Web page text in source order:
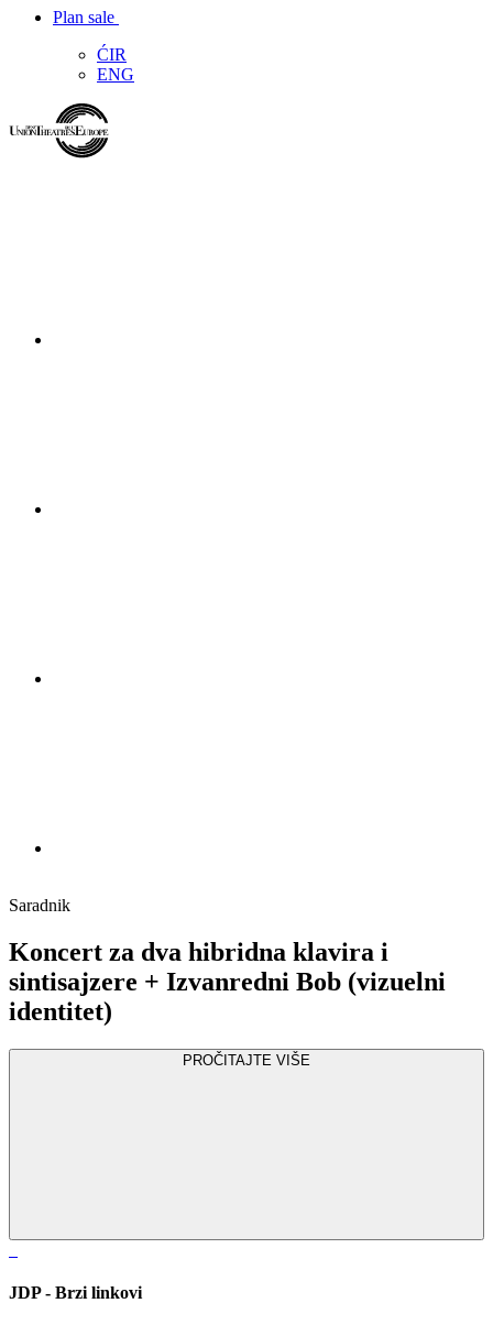
Plan sale
ĆIR
ENG
Saradnik
Koncert za dva hibridna klavira i
sintisajzere + Izvanredni Bob (vizuelni
identitet)
PROČITAJTE VIŠE
JDP - Brzi linkovi